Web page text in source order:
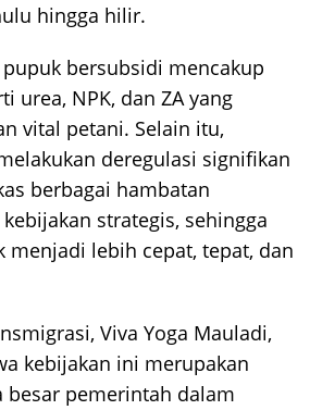
hingga hilir.
bersubsidi mencakup
urea, NPK, dan ZA yang
vital petani. Selain itu,
deregulasi signifikan
berbagai hambatan
strategis, sehingga
menjadi lebih cepat, tepat, dan
Viva Yoga Mauladi,
kebijakan ini merupakan
besar pemerintah dalam